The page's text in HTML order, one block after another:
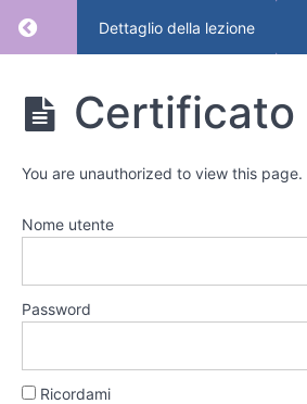
Return to lezione: ZCERT –
Dettaglio della lezione
ZCERT -
Certificato
Analisi 1
Certificato
Certificato
Certificato
You are unauthorized to view this page.
Nome utente
Password
Ricordami